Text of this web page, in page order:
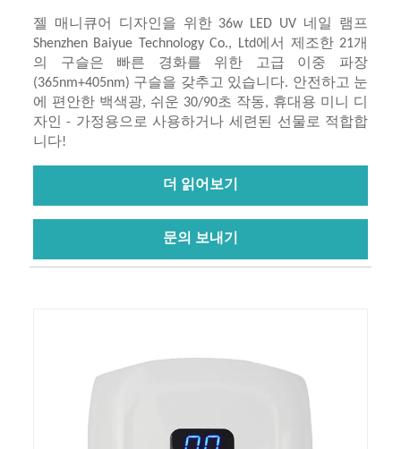
젤 매니큐어 디자인을 위한 36w LED UV 네일 램프
Shenzhen Baiyue Technology Co., Ltd에서 제조한 21개
의 구슬은 빠른 경화를 위한 고급 이중 파장
(365nm+405nm) 구슬을 갖추고 있습니다. 안전하고 눈
에 편안한 백색광, 쉬운 30/90초 작동, 휴대용 미니 디
자인 - 가정용으로 사용하거나 세련된 선물로 적합합
니다!
더 읽어보기
문의 보내기